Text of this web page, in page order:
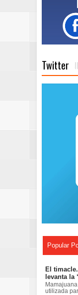
Twitter
Popular
El
levanta la
utilizada